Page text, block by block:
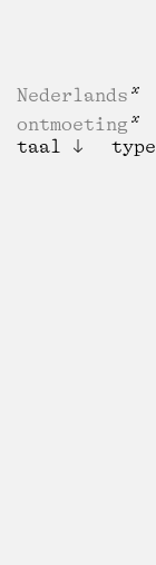
Nederlands
ontmoeting
taal
type